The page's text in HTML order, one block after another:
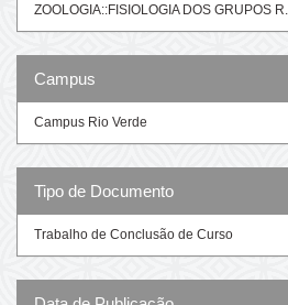
ZOOLOGIA::FISIOLOGIA DOS GRUPOS R...
Campus
Campus Rio Verde
Tipo de Documento
Trabalho de Conclusão de Curso